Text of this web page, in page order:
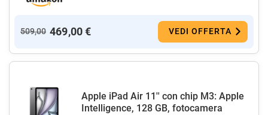
509,00 469,00 € VEDI OFFERTA
Apple iPad Air 11'' con chip M3: Apple
Intelligence, 128 GB, fotocamera